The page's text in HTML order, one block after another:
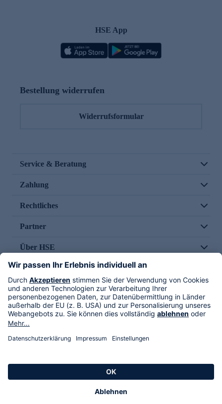
HSE App
Bestellung widerrufen
Widerrufsformular
Service & Beratung
Zahlung
Rechtliches
Partner
Über HSE
Im TV
HSE International